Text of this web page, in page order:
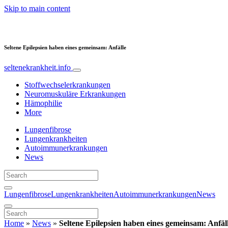
Skip to main content
Seltene Epilepsien haben eines gemeinsam: Anfälle
seltenekrankheit.info
Stoffwechselerkrankungen
Neuromuskuläre Erkrankungen
Hämophilie
More
Lungenfibrose
Lungenkrankheiten
Autoimmunerkrankungen
News
LungenfibroseLungenkrankheitenAutoimmunerkrankungenNews
Home » News » Seltene Epilepsien haben eines gemeinsam: